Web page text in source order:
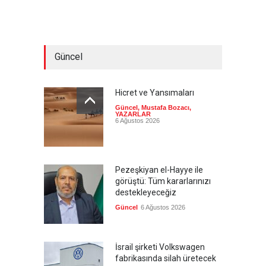
Güncel
Hicret ve Yansımaları
Güncel , Mustafa Bozacı,
YAZARLAR
6 Ağustos 2026
Pezeşkiyan el-Hayye ile
görüştü: Tüm kararlarınızı
destekleyeceğiz
Güncel 6 Ağustos 2026
İsrail şirketi Volkswagen
fabrikasında silah üretecek